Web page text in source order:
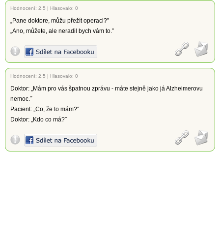
Hodnocení: 2.5 | Hlasovalo: 0
„Pane doktore, můžu přežít operaci?”
„Ano, můžete, ale neradil bych vám to.”
Hodnocení: 2.5 | Hlasovalo: 0
Doktor: „Mám pro vás špatnou zprávu - máte stejně jako já Alzheimerovu
nemoc.˝
Pacient: „Co, že to mám?˝
Doktor: „Kdo co má?˝